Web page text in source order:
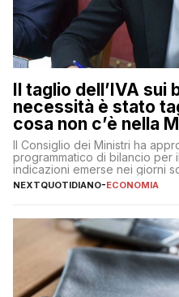
Il taglio dell’IVA sui
necessità è stato
cosa non c’è nella
Meloni
Il Consiglio dei Ministri ha
programmatico di bilancio per
indicazioni emerse nei giorni
NEXTQUOTIDIANO-ECONOMIA